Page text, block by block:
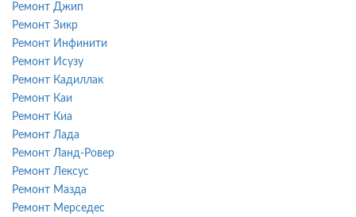
Ремонт Джип
Ремонт Зикр
Ремонт Инфинити
Ремонт Исузу
Ремонт Кадиллак
Ремонт Каи
Ремонт Киа
Ремонт Лада
Ремонт Ланд-Ровер
Ремонт Лексус
Ремонт Мазда
Ремонт Мерседес